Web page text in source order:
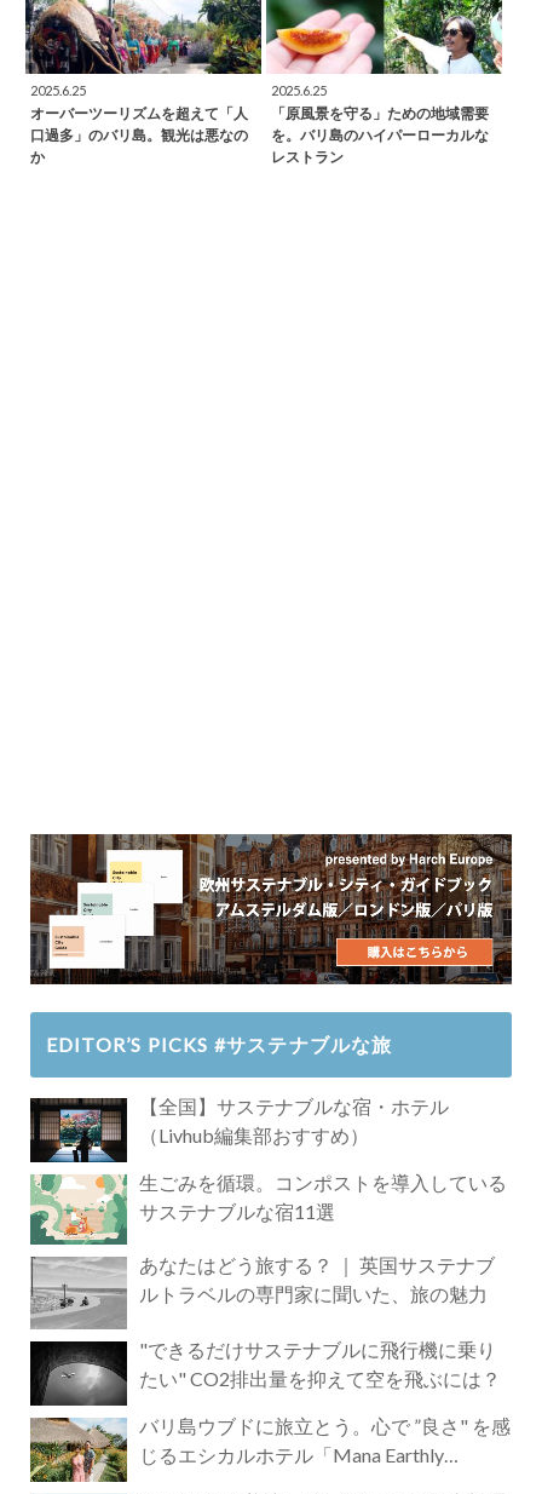
2025.6.25
オーバーツーリズムを超えて「人
口過多」のバリ島。観光は悪なの
か
2025.6.25
「原風景を守る」ための地域需要
を。バリ島のハイパーローカルな
レストラン
EDITOR’S PICKS #サステナブルな旅
【全国】サステナブルな宿・ホテル
（Livhub編集部おすすめ）
生ごみを循環。コンポストを導入している
サステナブルな宿11選
あなたはどう旅する？ ｜ 英国サステナブ
ルトラベルの専門家に聞いた、旅の魅力
"できるだけサステナブルに飛行機に乗り
たい" CO2排出量を抑えて空を飛ぶには？
バリ島ウブドに旅立とう。心で ”良さ" を感
じるエシカルホテル「Mana Earthly